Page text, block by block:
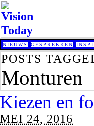
NIEUWS GESPREKKEN
POSTS
Monturen
Kiezen en
MEI 24, 2016